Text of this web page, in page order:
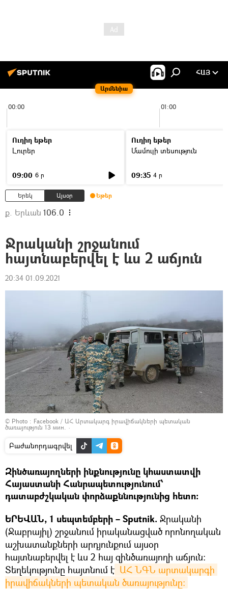
Արմենիա
ՀԱՅ
00:00 01:00
Ուղիղ եթեր
Լուրեր
09:00 6 ր
Ուղիղ եթեր
Մամուլի տեսություն
09:35 4 ր
Երեկ Այսօր Եթեր
ք. Երևան 106.0
Ջրականի շրջանում
հայտնաբերվել է ևս 2 աճյուն
20:34 01.09.2021
© Photo : Facebook / ԱՀ Արտակարգ իրավիճակների պետական
ծառայություն 13 мин. ·
Բաժանորդագրվել
Զինծառայողների ինքնությունը կհաստատվի
Հայաստանի Հանրապետությունում՝
դատաբժշկական փորձաքննությունից հետո:
ԵՐԵՎԱՆ, 1 սեպտեմբերի – Sputnik. Ջրականի
(Ջաբրայիլ) շրջանում իրականացված որոնողական
աշխատանքների արդյունքում այսօր
հայտնաբերվել է ևս 2 հայ զինծառայողի աճյուն:
Տեղեկությունը հայտնում է ԱՀ ՆԳՆ արտակարգի
իրավիճակների պետական ծառայությունը։